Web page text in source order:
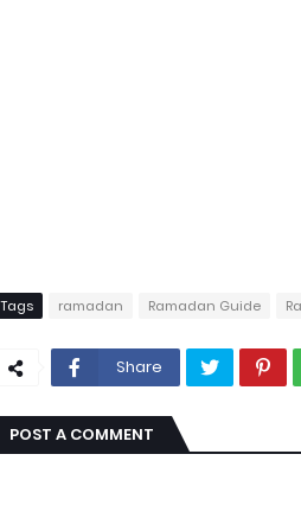
Tags ramadan Ramadan Guide
Share
POST A COMMENT